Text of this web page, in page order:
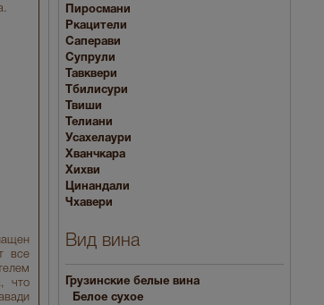
все
что
Пиросмани
Ркацители
Саперави
Супрули
Тавквери
Тбилисури
Твиши
Телиани
Усахелаури
Хванчкара
Хихви
Цинандали
Чхавери
Вид вина
Грузинские белые вина
Белое сухое